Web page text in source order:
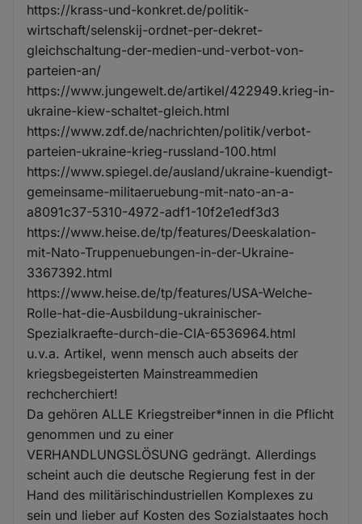
https://krass-und-konkret.de/politik-
wirtschaft/selenskij-ordnet-per-dekret-
gleichschaltung-der-medien-und-verbot-von-
parteien-an/
https://www.jungewelt.de/artikel/422949.krieg-in-
ukraine-kiew-schaltet-gleich.html
https://www.zdf.de/nachrichten/politik/verbot-
parteien-ukraine-krieg-russland-100.html
https://www.spiegel.de/ausland/ukraine-kuendigt-
gemeinsame-militaeruebung-mit-nato-an-a-
a8091c37-5310-4972-adf1-10f2e1edf3d3
https://www.heise.de/tp/features/Deeskalation-
mit-Nato-Truppenuebungen-in-der-Ukraine-
3367392.html
https://www.heise.de/tp/features/USA-Welche-
Rolle-hat-die-Ausbildung-ukrainischer-
Spezialkraefte-durch-die-CIA-6536964.html
u.v.a. Artikel, wenn mensch auch abseits der
kriegsbegeisterten Mainstreammedien
rechcherchiert!
Da gehören ALLE Kriegstreiber*innen in die Pflicht
genommen und zu einer
VERHANDLUNGSLÖSUNG gedrängt. Allerdings
scheint auch die deutsche Regierung fest in der
Hand des militärischindustriellen Komplexes zu
sein und lieber auf Kosten des Sozialstaates hoch